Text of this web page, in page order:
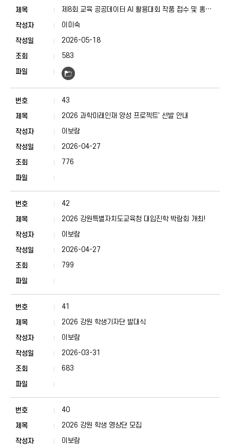
제8회 교육 공공데이터 AI 활용대회 작품 접수 및 홍보
이미숙
2026-05-18
583
43
2026 과학미래인재 양성 프로젝트' 선발 안내
이보람
2026-04-27
776
42
2026 강원특별자치도교육청 대입진학 박람회 개최!
이보람
2026-04-27
799
41
2026 강원 학생기자단 발대식
이보람
2026-03-31
683
40
2026 강원 학생 영상단 모집
이보람